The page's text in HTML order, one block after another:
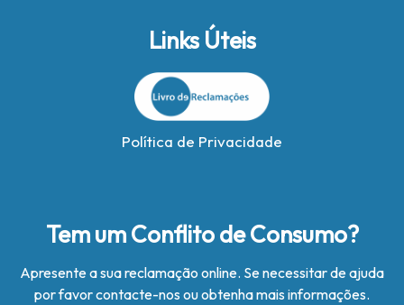
Links Úteis
Política de Privacidade
Tem um Conflito de Consumo?
Apresente a sua reclamação online. Se necessitar de ajuda
por favor contacte-nos ou obtenha mais informações.